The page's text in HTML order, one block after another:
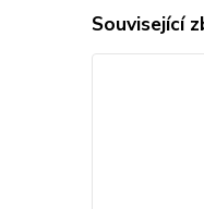
Související